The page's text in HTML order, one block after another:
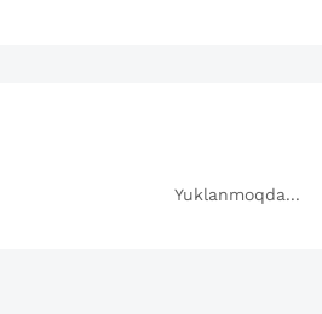
Yuklanmoqda...